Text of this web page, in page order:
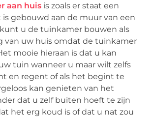
aan huis is zoals er staat een
gebouwd aan de muur van een
u de tuinkamer bouwen als
van uw huis omdat de tuinkamer
mooie hieraan is dat u kan
tuin wanneer u maar wilt zelfs
en regent of als het begint te
kan genieten van het
dat u zelf buiten hoeft te zijn
het erg koud is of dat u nat zou